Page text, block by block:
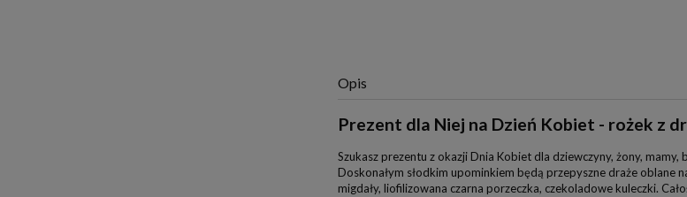
Opis
Prezent dla Niej na Dzień Kobiet - rożek z
Szukasz prezentu z okazji Dnia Kobiet dla dziewczyny, żony,
Doskonałym słodkim upominkiem będą przepyszne draże oblane
migdały, liofilizowana czarna porzeczka, czekoladowe kuleczki.